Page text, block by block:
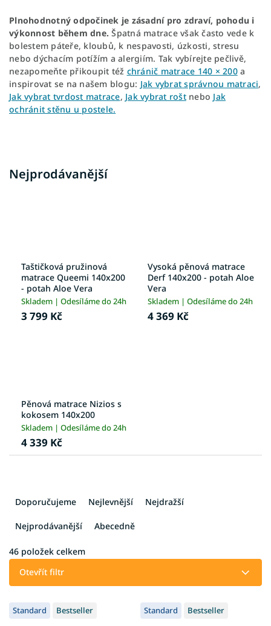
Plnohodnotný odpočinek je zásadní pro zdraví, pohodu i
výkonnost během dne. Špatná matrace však často vede k
bolestem páteře, kloubů, k nespavosti, úzkosti, stresu
nebo dýchacím potížím a alergiím. Tak vybírejte pečlivě,
nezapomeňte přikoupit též chránič matrace 140 × 200 a
inspirovat se na našem blogu: Jak vybrat správnou matraci,
Jak vybrat tvrdost matrace, Jak vybrat roštnebo Jak
ochránit stěnu u postele.
Nejprodávanější
Taštičková pružinová
matrace Queemi 140x200
- potah Aloe Vera
Skladem | Odesíláme do 24h
3 799 Kč
Vysoká pěnová matrace
Derf 140x200 - potah Aloe
Vera
Skladem | Odesíláme do 24h
4 369 Kč
Pěnová matrace Nizios s
kokosem 140x200
Skladem | Odesíláme do 24h
4 339 Kč
í
p
d
u
Doporučujeme Nejlevnější Nejdražší
Nejprodávanější Abecedně
46 položek celkem
Otevřít filtr
V
ýStandard Bestseller Standard Bestseller